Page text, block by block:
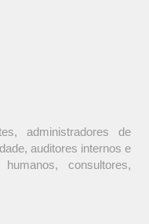
administradores de
auditores internos e
consultores,